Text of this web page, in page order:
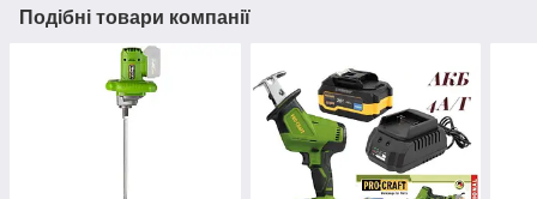
Подібні товари компанії